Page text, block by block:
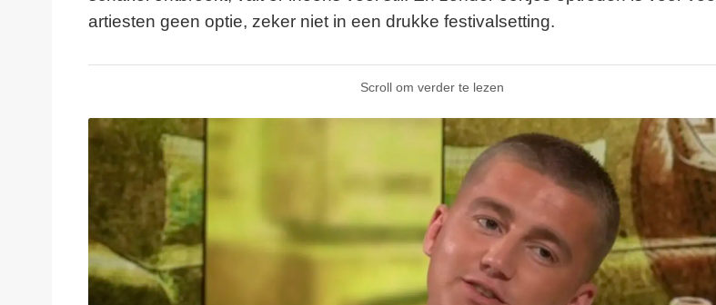
artiesten geen optie, zeker niet in een drukke festivalsetting.
Scroll om verder te lezen